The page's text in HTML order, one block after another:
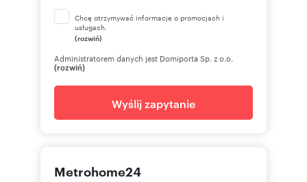
Chcę otrzymywać informacje o promocjach i
usługach.
(rozwiń)
Administratorem danych jest Domiporta Sp. z o.o.
(rozwiń)
Wyślij zapytanie
Metrohome24